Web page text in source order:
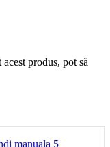
produs, pot să